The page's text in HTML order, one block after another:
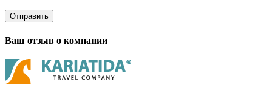
Отправить
Ваш отзыв о компании